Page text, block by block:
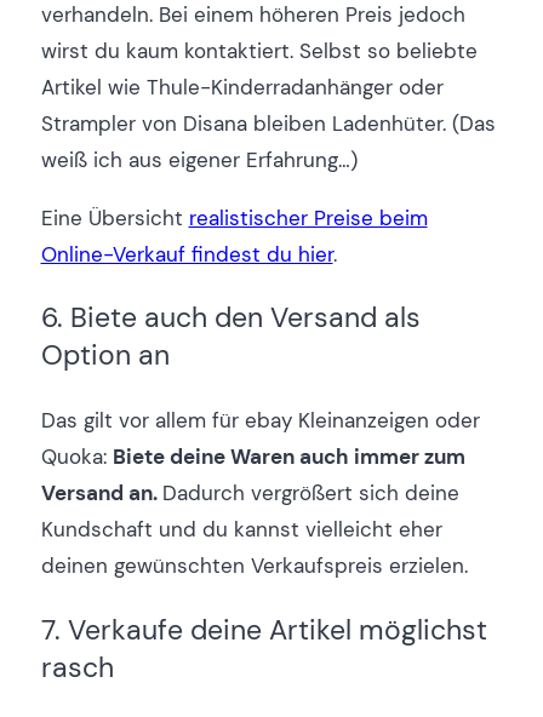
verhandeln. Bei einem höheren Preis jedoch
wirst du kaum kontaktiert. Selbst so beliebte
Artikel wie Thule-Kinderradanhänger oder
Strampler von Disana bleiben Ladenhüter. (Das
weiß ich aus eigener Erfahrung…)
Eine Übersicht realistischer Preise beim
Online-Verkauf findest du hier.
6. Biete auch den Versand als
Option an
Das gilt vor allem für ebay Kleinanzeigen oder
Quoka: Biete deine Waren auch immer zum
Versand an. Dadurch vergrößert sich deine
Kundschaft und du kannst vielleicht eher
deinen gewünschten Verkaufspreis erzielen.
7. Verkaufe deine Artikel möglichst
rasch